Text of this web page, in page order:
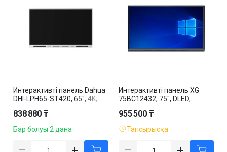
Интерактивті панель Dahua
DHI-LPH65-ST420, 65", 4K,
838 880 ₸
Бар болуы 2 дана
Интерактивті панель XG
75BC12432, 75", DLED,
955 500 ₸
Тапсырысқа